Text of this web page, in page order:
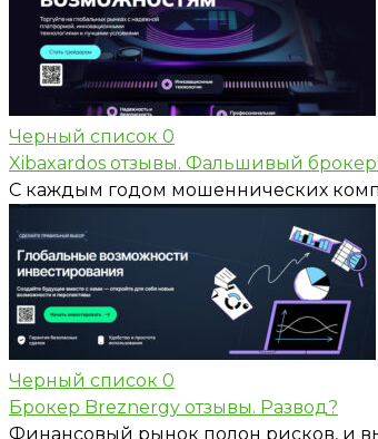
Черный список 0
Xibaxardos отзывы. Фальшивый
С каждым годом мошеннических
Черный список 0
Брокер Breznergy отзывы. Развод?
Финансовый рынок полон рисков, и